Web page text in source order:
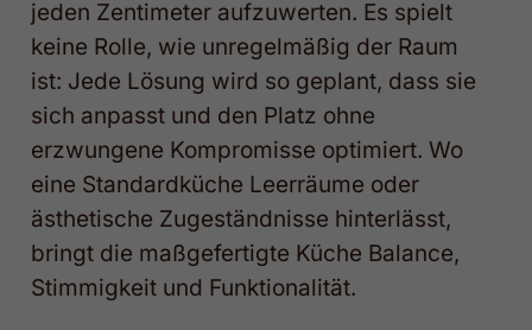
jeden Zentimeter aufzuwerten. Es spielt
keine Rolle, wie unregelmäßig der Raum
ist: Jede Lösung wird so geplant, dass sie
sich anpasst und den Platz ohne
erzwungene Kompromisse optimiert. Wo
eine Standardküche Leerräume oder
ästhetische Zugeständnisse hinterlässt,
bringt die maßgefertigte Küche Balance,
Stimmigkeit und Funktionalität.